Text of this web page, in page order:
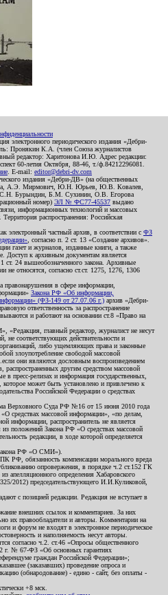
электронного периодического издания «Дебри-
Пронякин К.А. (член Союза журналистов
редактор: Харитонова И.Ю. Адрес редакции:
60-летия Октября, 88-46, т./ф.84212296081.
. E-mail: editor@debri-dv.com
издания «Дебри-ДВ» (на общественных
А.Э. Мирмович, Ю.Н. Юрьев, Ю.В. Ковалев,
Бурындин, Б.М. Сухинин, О.В. Егорова
номер) ЭЛ № ФС77-45537 выдано
информационных технологий и массовых
распространения: Российская
электронный частный архив, в соответствии с ФЗ
, согласно п. 2 ст. 13 «Создание архивов».
газет и журналов, изданные книги, а также
Доступ к архивным документам является
ст. 24 вышеобозначенного закона. Архивные
не относятся, согласно ст.ст. 1275, 1276, 1306
правонарушения в сфере информации,
Закона РФ «Об информации,
(ФЗ-149 от 27.07.06 г.) архив «Дебри-
ответственность за распространение
и работают на основании ст.8 «Право на
главный редактор, журналист не несут
не соответствующих действительности и
либо ущемляющих права и законные
злоупотребление свободой массовой
они являются дословным воспроизведением
другим средством массовой
пресс-релизах и информация государственных,
может быть установлено и привлечено к
Российской Федерации о средствах
Верховного Суда РФ №16 от 15 июня 2010 года
средствах массовой информации», «по делам,
информации, распространитель не является
положений Закона РФ «О средствах массовой
редакции, в ходе которой определяется
Закона РФ «О СМИ»).
РФ, обязанность компенсации морального вреда
опровержения, в порядке ч.2 ст.152 ГК
апелляционного определения Хабаровского
2012) председательствующего И.И.Куликовой,
с позицией редакции. Редакция не вступает в
внешних ссылок и комментариев. За них
их правообладатели и авторы. Комментарии на
и форум не входят в электронное периодическое
и наполняемость несут авторы.
согласно ч.2. ст.46 «Опросы общественного
г. № 67-ФЗ «Об основных гарантиях
граждан Российской Федерации»;
(заказавших) проведение опроса и
(обнародование) - едино - сайт, без оплаты -
+8 мск.